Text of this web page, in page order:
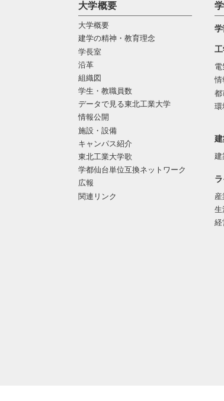
大学概要
大学概要
建学の精神・教育理念
学長室
沿革
組織図
学生・教職員数
データで見る東北工業大学
情報公開
施設・設備
キャンパス紹介
東北工業大学歌
学都仙台単位互換ネットワーク
広報
関連リンク
情
都
環
建
生
経